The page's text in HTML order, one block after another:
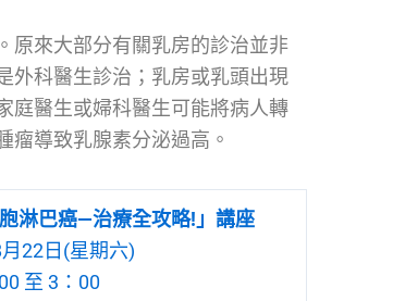
原來大部分有關乳房的診治並非
外科醫生診治；乳房或乳頭出現
庭醫生或婦科醫生可能將病人轉
瘤導致乳腺素分泌過高。
胞淋巴癌—治療全攻略!」講座
22日(星期六)
至 3：00